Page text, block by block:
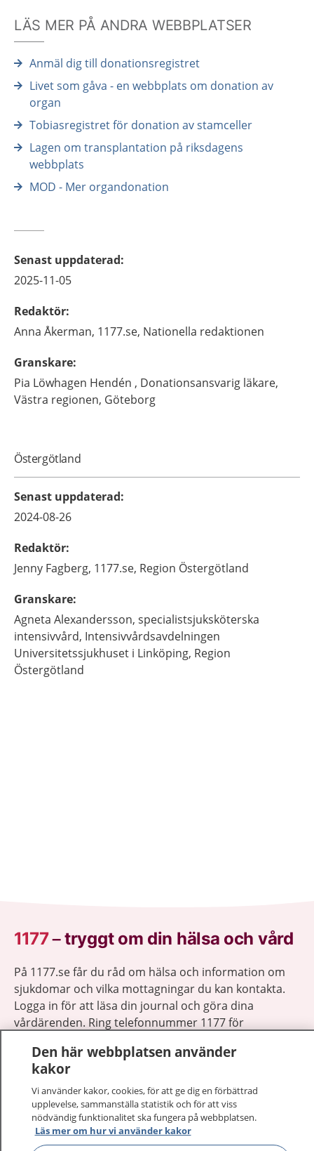
LÄS MER PÅ ANDRA WEBBPLATSER
Anmäl dig till donationsregistret
Livet som gåva - en webbplats om donation av
organ
Tobiasregistret för donation av stamceller
Lagen om transplantation på riksdagens
webbplats
MOD - Mer organdonation
Senast uppdaterad:
2025-11-05
Redaktör:
Anna Åkerman, 1177.se, Nationella redaktionen
Granskare:
Pia Löwhagen Hendén , Donationsansvarig läkare,
Västra regionen, Göteborg
Östergötland
Senast uppdaterad:
2024-08-26
Redaktör:
Jenny Fagberg, 1177.se, Region Östergötland
Granskare:
Agneta Alexandersson, specialistsjuksköterska
intensivvård, Intensivvårdsavdelningen
Universitetssjukhuset i Linköping, Region
Östergötland
1177–tryggt om din hälsa och vård
På 1177.se får du råd om hälsa och information om
sjukdomar och vilka mottagningar du kan kontakta.
Logga in för att läsa din journal och göra dina
vårdärenden. Ring telefonnummer 1177 för
1177 ger dig råd när du vill må bättre.
Visa
Den här webbplatsen använder
kakor
Vi använder kakor, cookies, för att ge dig en förbättrad
upplevelse, sammanställa statistik och för att viss
nödvändig funktionalitet ska fungera på webbplatsen.
Läs mer om hur vi använder kakor